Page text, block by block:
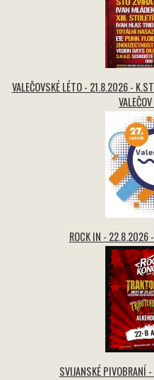
VALEČOVSKÉ LÉTO - 21.8.2026 -
ROCK IN -
SVIJANSKÉ